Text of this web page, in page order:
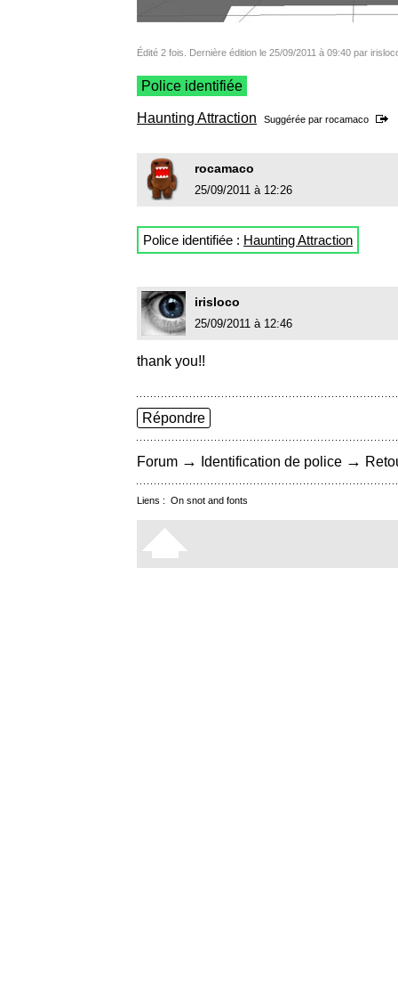
Édité 2 fois. Dernière édition le 25/09/2011 à 09:40 par
Police identifiée
Haunting Attraction Suggérée par rocamaco
rocamaco
25/09/2011 à 12:26
Police identifiée : Haunting Attraction
irisloco
25/09/2011 à 12:46
thank you!!
Répondre
Forum → Identification de police →
Liens : On snot and fonts